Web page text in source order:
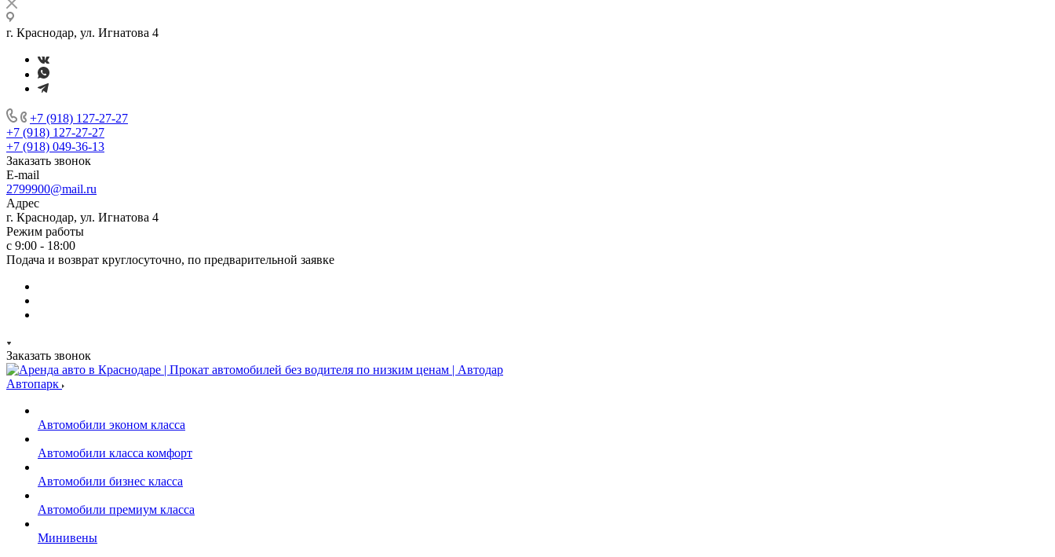
г. Краснодар, ул. Игнатова 4
+7 (918) 127-27-27
+7 (918) 127-27-27
+7 (918) 049-36-13
Заказать звонок
E-mail
2799900@mail.ru
Адрес
г. Краснодар, ул. Игнатова 4
Режим работы
с 9:00 - 18:00
Подача и возврат круглосуточно, по предварительной заявке
Заказать звонок
Автопарк
Автомобили эконом класса
Автомобили класса комфорт
Автомобили бизнес класса
Автомобили премиум класса
Минивены